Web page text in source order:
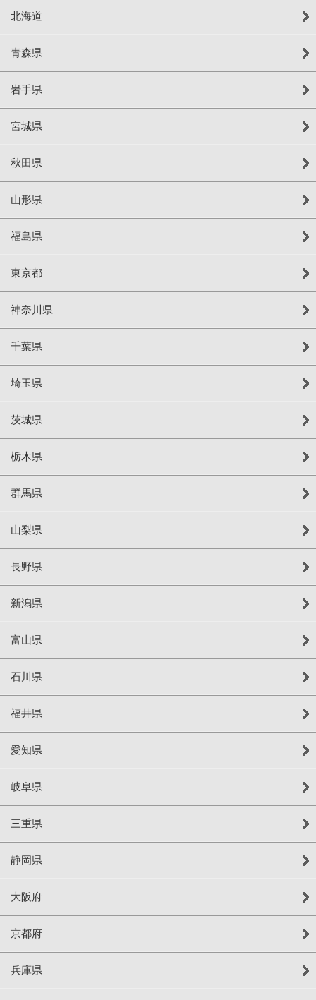
北海道
青森県
岩手県
宮城県
秋田県
山形県
福島県
東京都
神奈川県
千葉県
埼玉県
茨城県
栃木県
群馬県
山梨県
長野県
新潟県
富山県
石川県
福井県
愛知県
岐阜県
三重県
静岡県
大阪府
京都府
兵庫県